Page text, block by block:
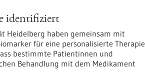
identifiziert
Heidelberg haben gemeinsam mit
für eine personalisierte Therapie
bestimmte Patientinnen und
Behandlung mit dem Medikament